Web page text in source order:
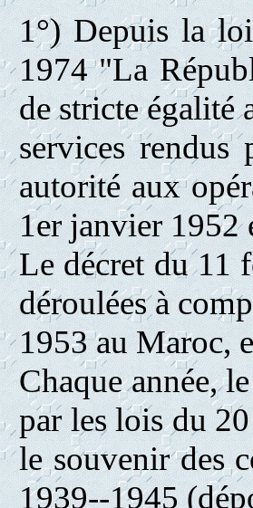
1°) Depuis la
1974 "La
de stricte égalité
services
autorité aux
1er janvier
Le décret du 11
déroulées à
1953 au Maroc,
Chaque année,
par les lois du
le souvenir des
1939--1945